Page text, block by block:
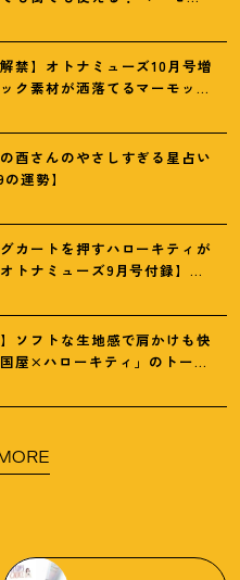
ダー
解禁】オトナミューズ10月号増
ク素材が洒落てるマーモット
酉さんのやさしすぎる星占い
運勢】
カートを押すハローキティが
オトナミューズ9月号付録】紀
】ソフトな生地感で肩かけも快
屋×ハローキティ」のトート
えて最高です